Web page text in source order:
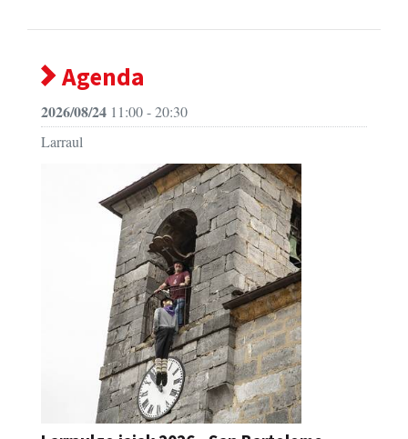
Agenda
2026/08/24 11:00 - 20:30
Larraul